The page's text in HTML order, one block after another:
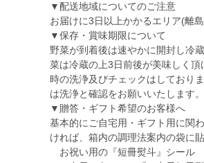
▼配送地域についてのご注意
お届けに3日以上かかるエリア(離
▼保存・賞味期限について
野菜が到着後は速やかに開封し冷
菜は冷蔵の上3日前後が美味しく
時の洗浄及びチェックはしており
は洗浄と確認をお願いいたします。
▼贈答・ギフト希望のお客様へ
基本的にご自宅用・ギフト用に関
ければ、箱内の調理法案内の袋に
お祝い用の『短冊熨斗』シール